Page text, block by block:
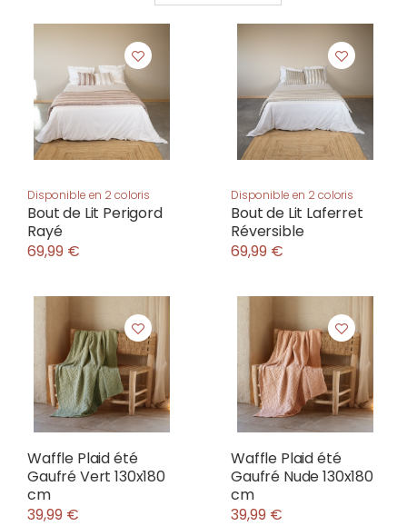
Disponible en 2 coloris
Bout de Lit Perigord
Rayé
69,99 €
Disponible en 2 coloris
Bout de Lit Laferret
Réversible
69,99 €
Waffle Plaid été
Gaufré Vert 130x180
cm
39,99 €
Waffle Plaid été
Gaufré Nude 130x180
cm
39,99 €